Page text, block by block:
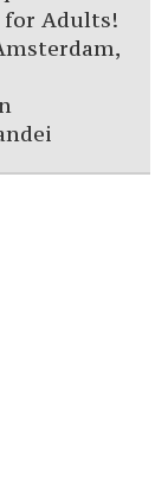
for Adults!